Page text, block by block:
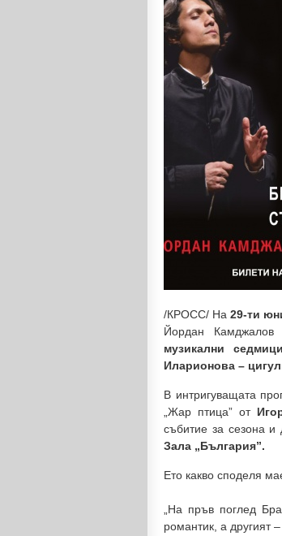
/КРОСС/ На29-ти
Йордан
музикални
Иларионова –
В интригуващата
„Жар птица” от
събитие за сезона и
Зала „България”.
Ето какво споделя
„На пръв поглед
романтик, а другият